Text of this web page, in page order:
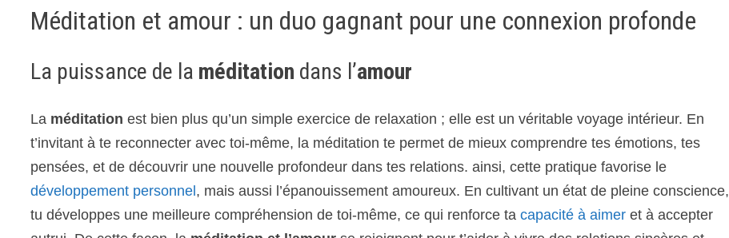
Méditation et amour : un duo gagnant pour une connexion profonde
La puissance de la méditation dans l’amour
La méditation est bien plus qu’un simple exercice de relaxation ; elle est un véritable voyage intérieur. En
t’invitant à te reconnecter avec toi-même, la méditation te permet de mieux comprendre tes émotions, tes
pensées, et de découvrir une nouvelle profondeur dans tes relations. ainsi, cette pratique favorise le
développement personnel, mais aussi l’épanouissement amoureux. En cultivant un état de pleine conscience,
tu développes une meilleure compréhension de toi-même, ce qui renforce tacapacité à aimer et à accepter